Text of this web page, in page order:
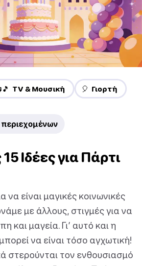
TV & Μουσική 🎈 Γιορτή
περιεχομένων
Ιδέες για Πάρτι
να είναι μαγικές κοινωνικές
με άλλους, στιγμές για να
και μαγεία. Γι’ αυτό και η
να είναι τόσο αγχωτική!
στερούνται τον ενθουσιασμό